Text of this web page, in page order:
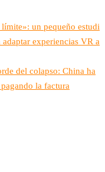
un pequeño estudi
experiencias VR a
del colapso: China ha
la factura